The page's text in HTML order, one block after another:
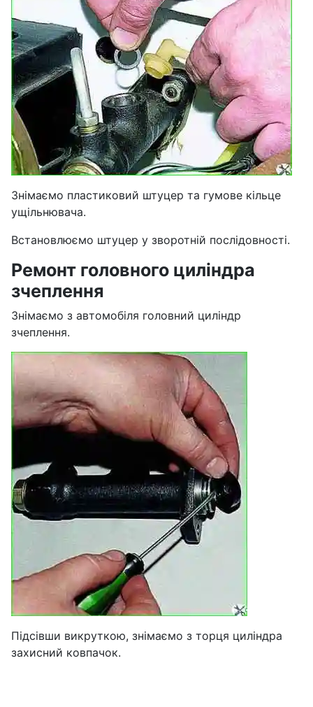
Знімаємо пластиковий штуцер та гумове кільце
ущільнювача.
Встановлюємо штуцер у зворотній послідовності.
Ремонт головного циліндра
зчеплення
Знімаємо з автомобіля головний циліндр
зчеплення.
Підсівши викруткою, знімаємо з торця циліндра
захисний ковпачок.